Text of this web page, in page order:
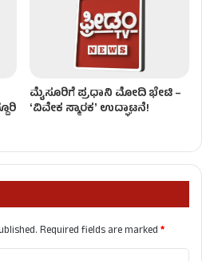
ಮೈಸೂರಿಗೆ ಪ್ರಧಾನಿ ಮೋದಿ ಭೇಟಿ –
ʻವಿವೇಕ ಸ್ಮಾರಕʼ ಉದ್ಘಾಟನೆ!
Required fields are marked*